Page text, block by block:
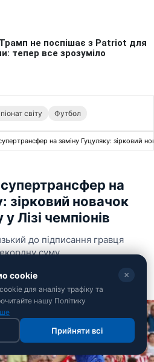
світу Футбол
на заміну Гуцуляку: зірковий
на
зірковий новачок
Лізі чемпіонів
до підписання гравця
суму
РБК-Україна
cookie ✕
для аналізу трафіку та
нашу Політику
Прийняти всі